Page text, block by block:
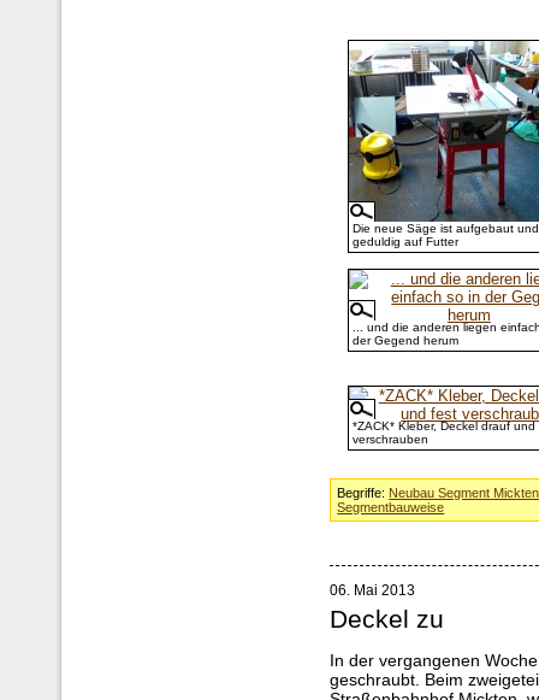
Die neue Säge ist aufgebaut
geduldig auf Futter
... und die anderen liegen
der Gegend herum
*ZACK* Kleber, Deckel drauf und
verschrauben
Begriffe: Neubau Segment Mickten
Segmentbauweise
06. Mai 2013
Deckel zu
In der vergangenen
geschraubt. Beim